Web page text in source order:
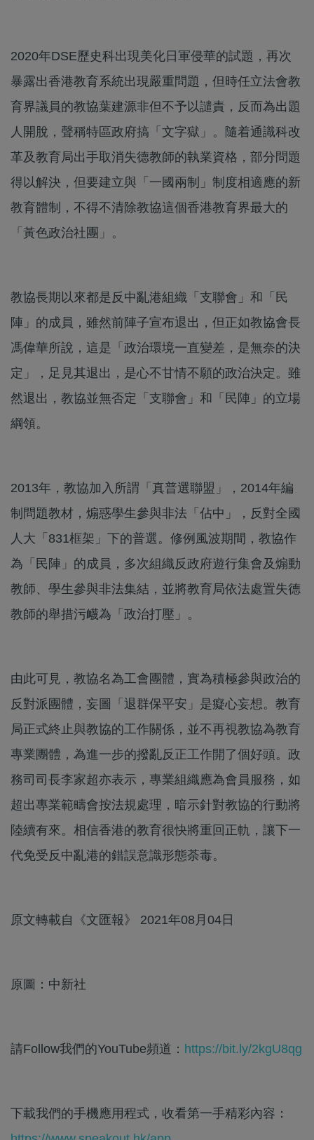
2020年DSE歷史科出現美化日軍侵華的試題，再次
暴露出香港教育系統出現嚴重問題，但時任立法會教
育界議員的教協葉建源非但不予以譴責，反而為出題
人開脫，聲稱特區政府搞「文字獄」。隨着通識科改
革及教育局出手取消失德教師的執業資格，部分問題
得以解決，但要建立與「一國兩制」制度相適應的新
教育體制，不得不清除教協這個香港教育界最大的
「黃色政治社團」。
教協長期以來都是反中亂港組織「支聯會」和「民
陣」的成員，雖然前陣子宣布退出，但正如教協會長
馮偉華所說，這是「政治環境一直變差，是無奈的決
定」，足見其退出，是心不甘情不願的政治決定。雖
然退出，教協並無否定「支聯會」和「民陣」的立場
綱領。
2013年，教協加入所謂「真普選聯盟」，2014年編
制問題教材，煽惑學生參與非法「佔中」，反對全國
人大「831框架」下的普選。修例風波期間，教協作
為「民陣」的成員，多次組織反政府遊行集會及煽動
教師、學生參與非法集結，並將教育局依法處置失德
教師的舉措污衊為「政治打壓」。
由此可見，教協名為工會團體，實為積極參與政治的
反對派團體，妄圖「退群保平安」是癡心妄想。教育
局正式終止與教協的工作關係，並不再視教協為教育
專業團體，為進一步的撥亂反正工作開了個好頭。政
務司司長李家超亦表示，專業組織應為會員服務，如
超出專業範疇會按法規處理，暗示針對教協的行動將
陸續有來。相信香港的教育很快將重回正軌，讓下一
代免受反中亂港的錯誤意識形態荼毒。
原文轉載自《文匯報》 2021年08月04日
原圖：中新社
請Follow我們的YouTube頻道： https://bit.ly/2kgU8qg
下載我們的手機應用程式，收看第一手精彩內容：